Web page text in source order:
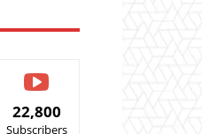
22,800
Subscribers